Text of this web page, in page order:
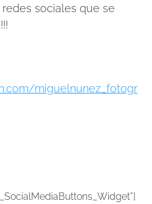
redes sociales que se
miguelnunez_fotogr